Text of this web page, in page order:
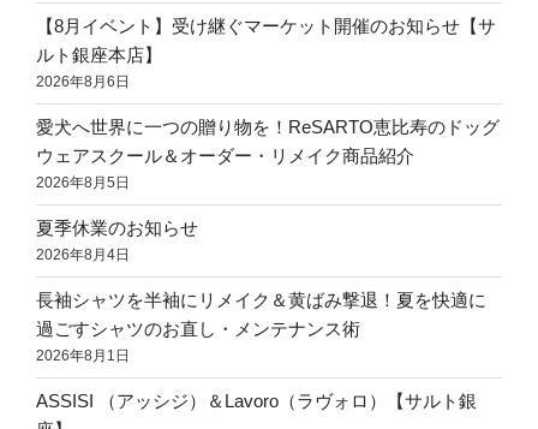
【8月イベント】受け継ぐマーケット開催のお知らせ【サ
ルト銀座本店】
2026年8月6日
愛犬へ世界に一つの贈り物を！ReSARTO恵比寿のドッグ
ウェアスクール＆オーダー・リメイク商品紹介
2026年8月5日
夏季休業のお知らせ
2026年8月4日
長袖シャツを半袖にリメイク＆黄ばみ撃退！夏を快適に
過ごすシャツのお直し・メンテナンス術
2026年8月1日
ASSISI （アッシジ）＆Lavoro（ラヴォロ）【サルト銀